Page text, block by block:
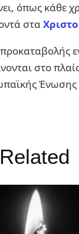
όπως κάθε
στα
στο
Ένωσης
Related